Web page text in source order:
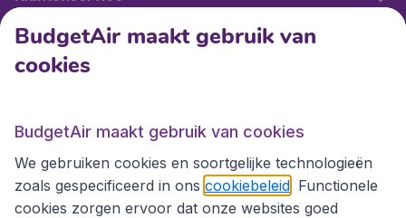
Internationale sites
Internationale sites
BudgetAir maakt gebruik van
cookies
BudgetAir maakt gebruik van cookies
We gebruiken cookies en soortgelijke technologieën
zoals gespecificeerd in ons cookiebeleid . Functionele
cookies zorgen ervoor dat onze websites goed